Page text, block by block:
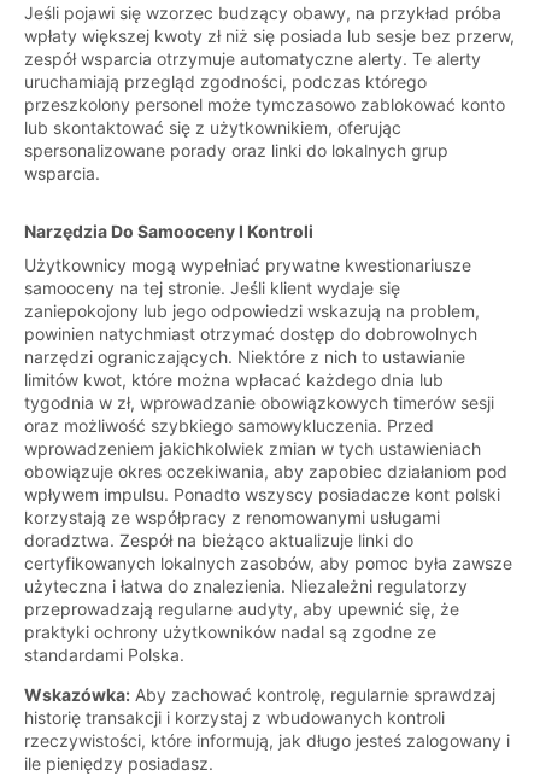
Jeśli pojawi się wzorzec budzący obawy, na przykład próba
wpłaty większej kwoty zł niż się posiada lub sesje bez przerw,
zespół wsparcia otrzymuje automatyczne alerty. Te alerty
uruchamiają przegląd zgodności, podczas którego
przeszkolony personel może tymczasowo zablokować konto
lub skontaktować się z użytkownikiem, oferując
spersonalizowane porady oraz linki do lokalnych grup
wsparcia.
Narzędzia Do Samooceny I Kontroli
Użytkownicy mogą wypełniać prywatne kwestionariusze
samooceny na tej stronie. Jeśli klient wydaje się
zaniepokojony lub jego odpowiedzi wskazują na problem,
powinien natychmiast otrzymać dostęp do dobrowolnych
narzędzi ograniczających. Niektóre z nich to ustawianie
limitów kwot, które można wpłacać każdego dnia lub
tygodnia w zł, wprowadzanie obowiązkowych timerów sesji
oraz możliwość szybkiego samowykluczenia. Przed
wprowadzeniem jakichkolwiek zmian w tych ustawieniach
obowiązuje okres oczekiwania, aby zapobiec działaniom pod
wpływem impulsu. Ponadto wszyscy posiadacze kont polski
korzystają ze współpracy z renomowanymi usługami
doradztwa. Zespół na bieżąco aktualizuje linki do
certyfikowanych lokalnych zasobów, aby pomoc była zawsze
użyteczna i łatwa do znalezienia. Niezależni regulatorzy
przeprowadzają regularne audyty, aby upewnić się, że
praktyki ochrony użytkowników nadal są zgodne ze
standardami Polska.
Wskazówka: Aby zachować kontrolę, regularnie sprawdzaj
historię transakcji i korzystaj z wbudowanych kontroli
rzeczywistości, które informują, jak długo jesteś zalogowany i
ile pieniędzy posiadasz.